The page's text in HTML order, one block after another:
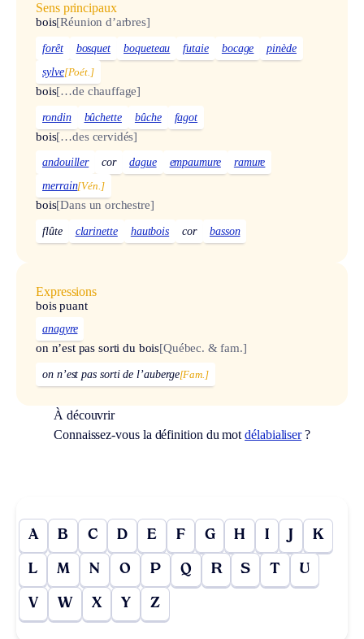
Sens principaux
bois[Réunion d’arbres]
forêt bosquet boqueteau futaie bocage
pinède
sylve[Poét.]
bois[…de chauffage]
rondin bûchette bûche fagot
bois[…des cervidés]
andouiller cor dague empaumure
ramure
merrain[Vén.]
bois[Dans un orchestre]
flûte clarinette hautbois cor basson
Expressions
bois puant
anagyre
on n’est pas sorti du bois[Québec. & fam.]
on n’est pas sorti de l’auberge[Fam.]
À découvrir
Connaissez-vous la définition du motdélabialiser?
A B C D E F G H I J K
L M N O P Q R S T U
V W X Y Z